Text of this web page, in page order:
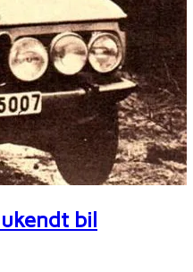
bil